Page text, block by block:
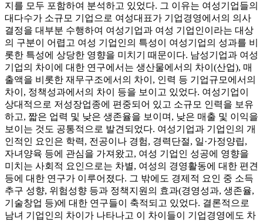
지를 모두 포함하여 분석하고 있었다. 그 이유는 여성기업들의
대다수가 소규모 기업으로 여성대표가 기업경영에서의 의사
결정을 대부분 수행하여 여성기업과 여성 기업인이라는 대상
의 구분이 어렵고 여성 기업인의 특성이 여성기업의 성과를 비
롯한 특성에 상당한 영향을 미치기 때문이다. 남성기업과 여성
기업의 차이에 대한 연구에서는 생산물에서의 차이(산업), 매
출액을 비롯한 재무구조에서의 차이, 인력 등 기업규모에서의
차이, 정책성과에서의 차이 등을 보이고 있었다. 여성기업이
상대적으로 저성장업종에 편중되어 있고 소규모 인력을 보유
하고, 짧은 업력 및 낮은 생존율을 보이며, 낮은 매출 및 이익을
보이는 것도 공통적으로 발견되었다. 여성기업과 기업인의 개
인적인 요인은 학력, 전공이나 경험, 경력단절, 일·가정양립,
자녀양육 등에 관심을 가져왔고, 여성 기업인 성공에 영향을
미치는 사회적 요인으로는 차별, 여성의 경영활동에 대한 편견
등에 대한 연구가 이루어졌다. 그 밖에도 경제적 요인 중 소득
추구 성향, 위험성향 등과 정책지원의 효과(경영성과, 생존율,
기술창업 등)에 대한 연구들이 축적되고 있었다. 결론적으로
남녀 기업인의 차이가 나타나고 이 차이들이 기업경영에도 차